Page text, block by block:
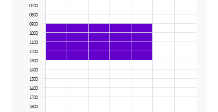
07:00
08:00
09:00
10:00
11:00
12:00
13:00
14:00
15:00
16:00
17:00
18:00